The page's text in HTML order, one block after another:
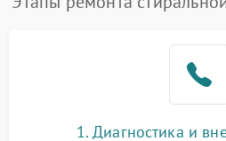
1. Диагностика и